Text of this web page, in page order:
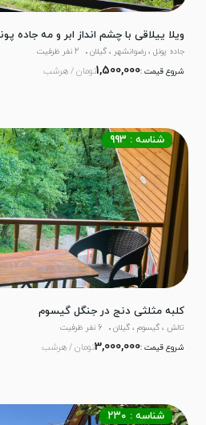
ویلا ییلاقی با چشم انداز ابر و مه جاده
جاده پونل ، رضوانشهر ، گیلان
2 نفر ظرفیت
شروع قیمت :1,500,000تومان / هرشب
کلبه مثلثی دنج در جنگل گیسوم
شناسه : 993
تالش ، گیسوم ، گیلان
6 نفر ظرفیت
شروع قیمت :3,000,000تومان / هرشب
شناسه : ۲۳۰